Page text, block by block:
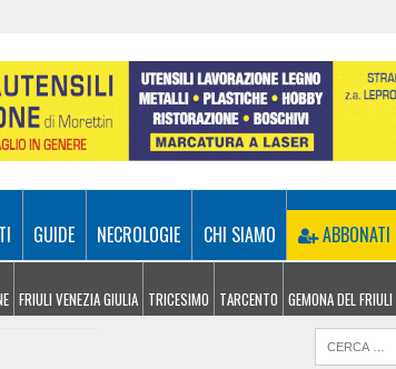
GUIDE NECROLOGIE CHI SIAMO ABBONATI
FRIULI VENEZIA GIULIA TRICESIMO TARCENTO GEMONA DEL FRIULI